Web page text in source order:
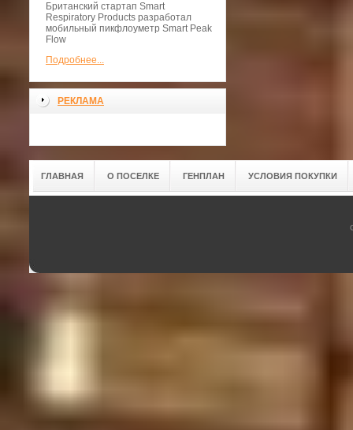
Британский стартап Smart
Respiratory Products разработал
мобильный пикфлоуметр Smart Peak
Flow
Подробнее...
РЕКЛАМА
ГЛАВНАЯ О ПОСЕЛКЕ ГЕНПЛАН УСЛОВИЯ ПОКУПКИ